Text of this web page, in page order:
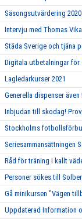
Säsongsutvärdering 2020
Intervju med Thomas
Städa Sverige och tjäna
Digitala utbetalningar för
Lagledarkurser 2021
Generella dispenser
Inbjudan till skodag!
Stockholms
Seriesammansättningen
Råd för träning i kallt
Personer sökes till
Gå minikursen "Vägen
Uppdaterad Information